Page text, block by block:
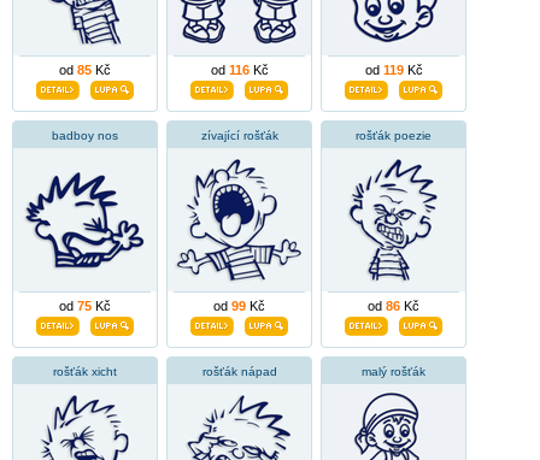
od 85 Kč od 116Kč od 119Kč
badboy nos
od 75 Kč
zívající rošťák
od 99 Kč
rošťák poezie
od 86 Kč
rošťák xicht rošťák nápad malý rošťák